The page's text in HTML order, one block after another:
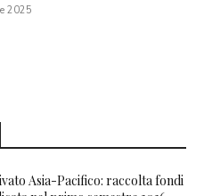
2025
Asia-Pacifico: raccolta fondi